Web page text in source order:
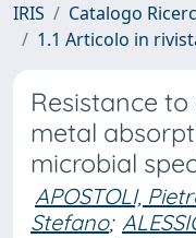
IRIS Catalogo
1.1 Articolo in
Resistance
metal
microbial
APOSTOLI,
Stefano;